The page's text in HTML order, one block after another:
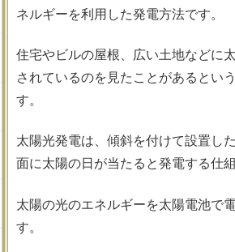
ネルギーを利用した発電方法です。
住宅やビルの屋根、広い土地などに
されているのを見たことがあるとい
す。
太陽光発電は、傾斜を付けて設置し
面に太陽の日が当たると発電する仕組
太陽の光のエネルギーを太陽電池で
す。